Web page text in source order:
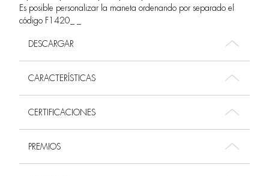
Es posible personalizar la maneta ordenando por separado el
código F1420_ _
DESCARGAR
CARACTERÍSTICAS
CERTIFICACIONES
PREMIOS